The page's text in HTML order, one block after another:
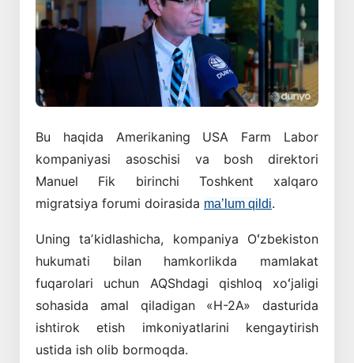
Bu haqida Amerikaning USA Farm Labor
kompaniyasi asoschisi va bosh direktori
Manuel Fik birinchi Toshkent xalqaro
migratsiya forumi doirasida maʼlum qildi.
Uning taʼkidlashicha, kompaniya Oʻzbekiston
hukumati bilan hamkorlikda mamlakat
fuqarolari uchun AQShdagi qishloq xoʻjaligi
sohasida amal qiladigan «H-2A» dasturida
ishtirok etish imkoniyatlarini kengaytirish
ustida ish olib bormoqda.